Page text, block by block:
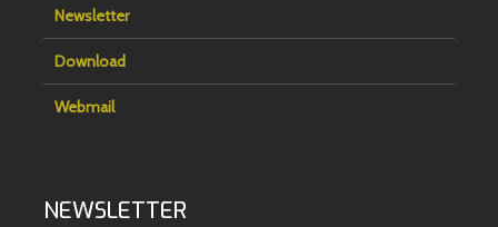
Newsletter
Download
Webmail
NEWSLETTER